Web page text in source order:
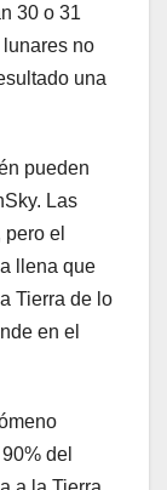
30 o 31
no
una
pueden
Las
el
llena que
Tierra de lo
en el
del